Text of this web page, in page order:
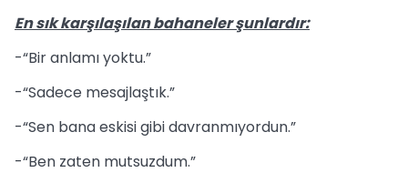
En sık karşılaşılan bahaneler şunlardır:
-“Bir anlamı yoktu.”
-“Sadece mesajlaştık.”
-“Sen bana eskisi gibi davranmıyordun.”
-“Ben zaten mutsuzdum.”